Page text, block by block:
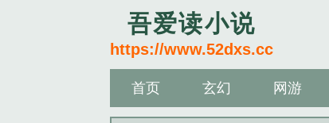
吾爱读小说
https://www.52dxs.cc
首页 玄幻 网游